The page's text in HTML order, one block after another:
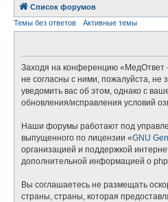
Список форумов
Темы без ответов
Активные темы
Заходя на конференцию «МедОтвет
не согласны с ними, пожалуйста,
уведомить вас об этом, однако с
обновления/исправления условий
Наши форумы работают под
выпущенного по лицензии «GNU
организацией и поддержкой
дополнительной информацией о
Вы соглашаетесь не размещать
страны, страны, которая